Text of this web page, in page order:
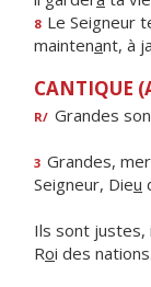
8 Le Seigneur
maintenant, à
CANTIQUE
R/ Grandes
3 Grandes,
Seigneur, Dieu
Ils sont justes,
Roi des nations.